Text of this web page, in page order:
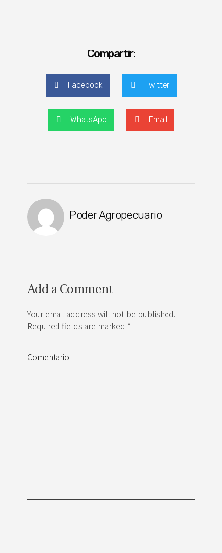
Compartir:
Facebook Twitter
WhatsApp Email
Poder Agropecuario
Add a Comment
Your email address will not be published.
Required fields are marked *
Comentario